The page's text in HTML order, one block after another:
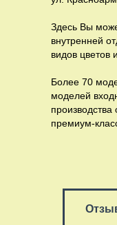
Здесь Вы
внутренней
видов цветов
Более 70
моделей
премиум-